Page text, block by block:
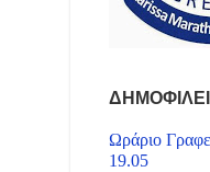
Ωράριο
19.05